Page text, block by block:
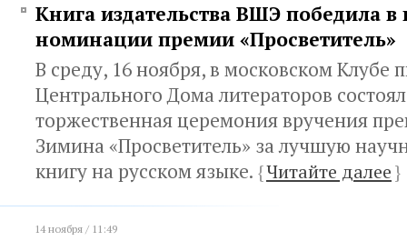
Книга издательства ВШЭ победила в
номинации премии «Просветитель»
В среду, 16 ноября, в московском Клубе
Центрального Дома литераторов
торжественная церемония вручения
Зимина «Просветитель» за лучшую
книгу на русском языке. {Читайте далее}
14 ноября / 11:49